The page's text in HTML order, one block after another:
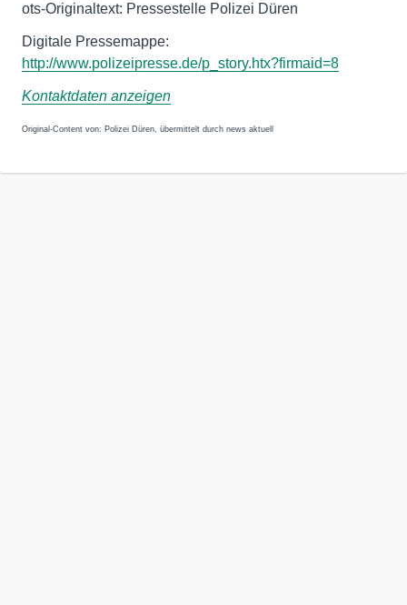
ots-Originaltext: Pressestelle Polizei Düren
http://www.polizeipresse.de/p_story.htx?firmaid=8
Kontaktdaten anzeigen
Original-Content von: Polizei Düren, übermittelt durch news aktuell